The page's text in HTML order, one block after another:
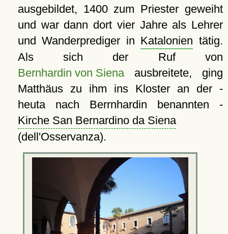
ausgebildet, 1400 zum Priester geweiht
und war dann dort vier Jahre als Lehrer
und Wanderprediger in Katalonien tätig.
Als sich der Ruf von
Bernhardin von Sienaausbreitete, ging
Matthäus zu ihm ins Kloster an der -
heuta nach Berrnhardin benannten -
Kirche San Bernardino da Siena
(dell'Osservanza).